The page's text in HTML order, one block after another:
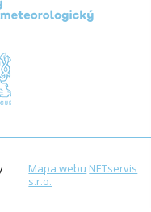
Mapa webu NETservis
s.r.o.